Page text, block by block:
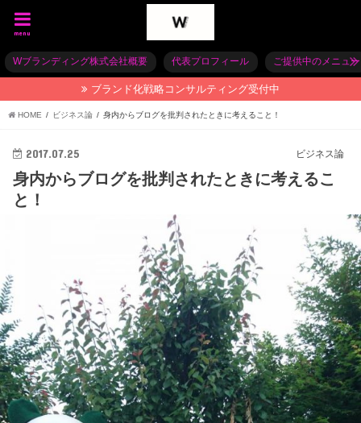
menu
Wブランディング株式会社概要 代表プロフィール ご提供中のメニュー
ブランド化戦略コンサルティング受付中
HOME ビジネス論 身内からブログを批判されたときに考えること！
ビジネス論
2017.07.25
身内からブログを批判されたときに考えるこ
と！